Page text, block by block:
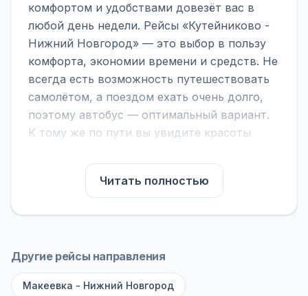
комфортом и удобствами довезёт вас в
любой день недели. Рейсы «Кутейниково -
Нижний Новгород» — это выбор в пользу
комфорта, экономии времени и средств. Не
всегда есть возможность путешествовать
самолётом, а поездом ехать очень долго,
поэтому автобус — оптимальный вариант.
К тому же по пути вы увидите красоты
На нашем сайте вы можете найти
расписание автобусов Кутейниково -
Нижний Новгород, сравнить рейсы и
— обратите внимание на микроавтобусы
выбирайте большие автобусы (от 40 мест):
Читать полностью
Другие рейсы направления
Макеевка - Нижний Новгород